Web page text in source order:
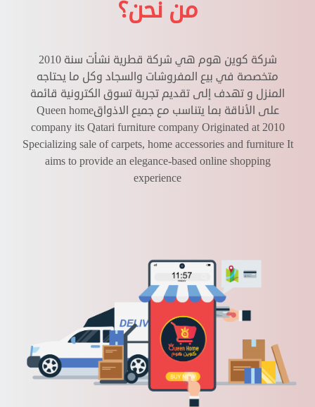
من نحن؟
شركة كوين هوم هي شركة قطرية نشأت سنة 2010
متخصصة في بيع المفروشات والسجاد وكل ما يحتاجه
المنزل و تهدف إلى تقديم تجربة تسوق الكترونية قائمة
على الأناقة بما يتناسب مع جميع الاذواقQueen home
company its Qatari furniture company Originated at 2010
Specializing sale of carpets, home accessories and furniture It
aims to provide an elegance-based online shopping
experience